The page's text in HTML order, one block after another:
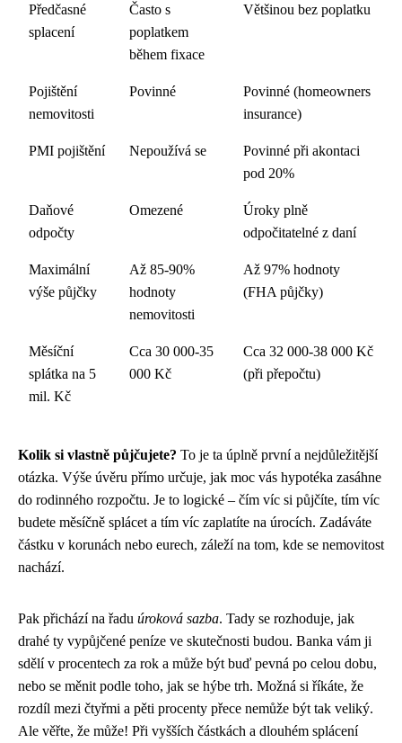
Předčasné
splacení
Často s
poplatkem
během fixace
Většinou bez poplatku
Pojištění
nemovitosti
Povinné
Povinné (homeowners
insurance)
PMI pojištění Nepoužívá se
Povinné při akontaci
pod 20%
Daňové
odpočty
Omezené
Úroky plně
odpočitatelné z daní
Maximální
výše půjčky
Až 85-90%
hodnoty
nemovitosti
Až 97% hodnoty
(FHA půjčky)
Měsíční
splátka na 5
mil. Kč
Cca 30 000-35
000 Kč
Cca 32 000-38 000 Kč
(při přepočtu)
Kolik si vlastně půjčujete? To je ta úplně první a nejdůležitější
otázka. Výše úvěru přímo určuje, jak moc vás hypotéka zasáhne
do rodinného rozpočtu. Je to logické – čím víc si půjčíte, tím víc
budete měsíčně splácet a tím víc zaplatíte na úrocích. Zadáváte
částku v korunách nebo eurech, záleží na tom, kde se nemovitost
nachází.
Pak přichází na řadu úroková sazba. Tady se rozhoduje, jak
drahé ty vypůjčené peníze ve skutečnosti budou. Banka vám ji
sdělí v procentech za rok a může být buď pevná po celou dobu,
nebo se měnit podle toho, jak se hýbe trh. Možná si říkáte, že
rozdíl mezi čtyřmi a pěti procenty přece nemůže být tak veliký.
Ale věřte, že může! Při vyšších částkách a dlouhém splácení